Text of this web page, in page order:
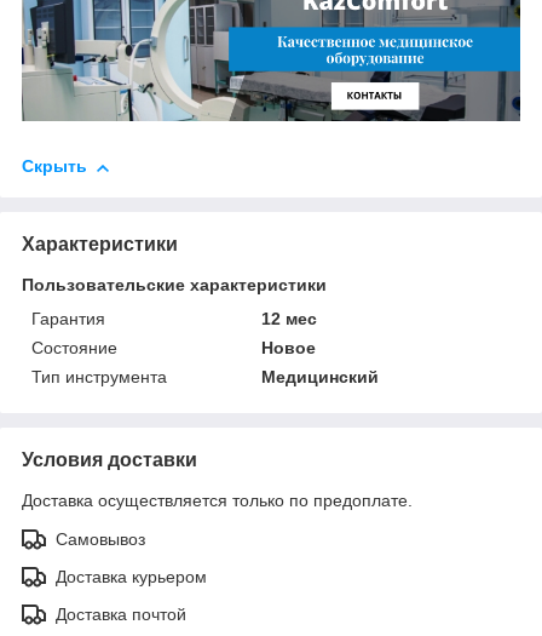
Скрыть
Характеристики
Пользовательские характеристики
Гарантия
12 мес
Состояние
Новое
Тип инструмента
Медицинский
Условия доставки
Доставка осуществляется только по предоплате.
Самовывоз
Доставка курьером
Доставка почтой